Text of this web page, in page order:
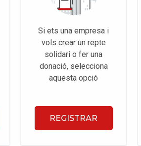
Si ets una empresa i
vols crear un repte
solidari o fer una
donació, selecciona
aquesta opció
REGISTRAR